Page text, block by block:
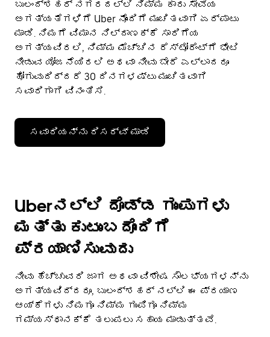
ಬುಲಂದ್‌ಶಹರ್ ನಗರದಲ್ಲಿ ನಿಮ್ಮ ಕಾರು ಸೇವೆಯ
ಅಗತ್ಯತೆಗಳಿಗೆ Uber ನೊಂದಿಗೆ ಮುಂಚಿತವಾಗಿ ಏರ್ಪಾಟು
ಮಾಡಿ. ನಿಮಗೆ ವಿಮಾನ ನಿಲ್ದಾಣಕ್ಕೆ ಸಾರಿಗೆಯ
ಅಗತ್ಯವಿರಲಿ, ನಿಮ್ಮ ಮೆಚ್ಚಿನ ರೆಸ್ಟೋರೆಂಟ್‌ಗೆ ಭೇಟಿ
ನೀಡುವ ಯೋಜನೆಯಿರಲಿ ಅಥವಾ ನೀವು ಬೇರೆ ಎಲ್ಲಾದರೂ
ಹೋಗುವುದಿದ್ದರೆ 30 ದಿನಗಳಷ್ಟು ಮುಂಚಿತವಾಗಿ
ಸವಾರಿಗಾಗಿ ವಿನಂತಿಸಿ.
ಸವಾರಿಯನ್ನು ರಿಸರ್ವ್ ಮಾಡಿ
Uberನಲ್ಲಿ ದೊಡ್ಡ ಗುಂಪುಗಳು
ಮತ್ತು ಕುಟುಂಬದೊಂದಿಗೆ
ಪ್ರಯಾಣಿಸುವುದು
ನೀವು ಹೆಚ್ಚುವರಿ ಜಾಗ ಅಥವಾ ವಿಶೇಷ ಸೌಲಭ್ಯಗಳನ್ನು
ಅಗತ್ಯವಿದ್ದರೂ, ಬುಲಂದ್‌ಶಹರ್ ನಲ್ಲಿ ಈ ಪ್ರಯಾಣ
ಆಯ್ಕೆಗಳು ನಿಮಗೂ ನಿಮ್ಮ ಗುಂಪಿಗೂ ನಿಮ್ಮ
ಗಮ್ಯಸ್ಥಾನಕ್ಕೆ ತಲುಪಲು ಸಹಾಯ ಮಾಡುತ್ತವೆ.